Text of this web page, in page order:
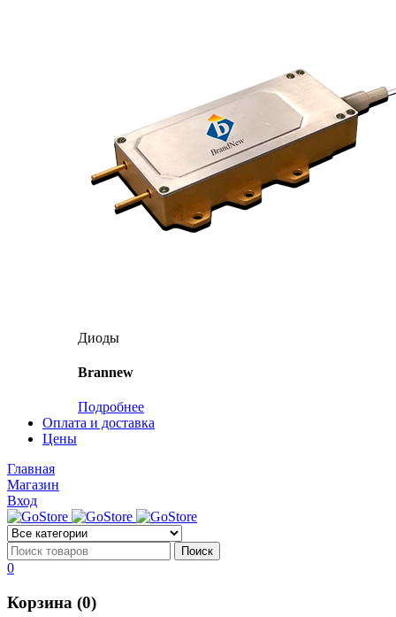
Диоды
Brannew
Подробнее
Оплата и доставка
Цены
Главная
Магазин
Вход
0
Корзина (0)